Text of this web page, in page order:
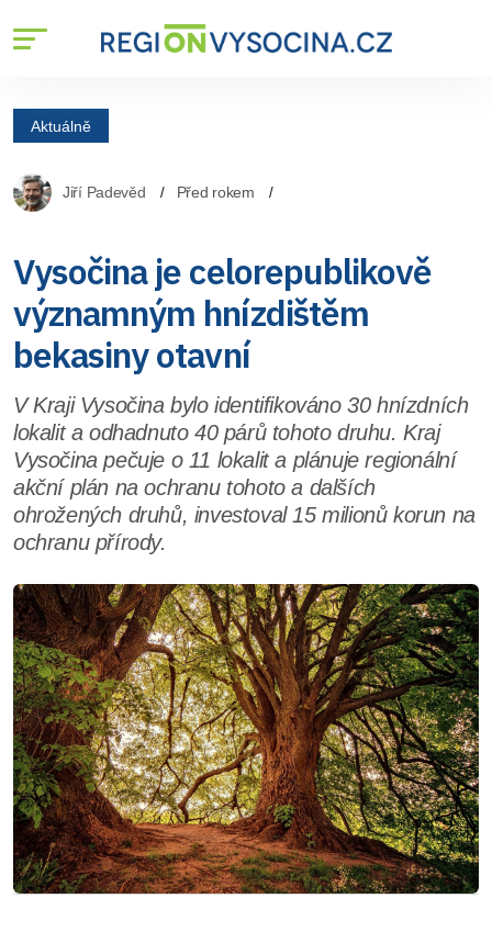
Aktuálně
Jiří Padevěd Před rokem
Vysočina je celorepublikově
významným hnízdištěm
bekasiny otavní
V Kraji Vysočina bylo identifikováno 30 hnízdních
lokalit a odhadnuto 40 párů tohoto druhu. Kraj
Vysočina pečuje o 11 lokalit a plánuje regionální
akční plán na ochranu tohoto a dalších
ohrožených druhů, investoval 15 milionů korun na
ochranu přírody.